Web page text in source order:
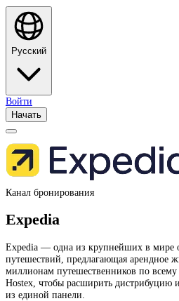
Русский
Войти
Начать
Канал бронирования
Expedia
Expedia — одна из крупнейших в мире
путешествий, предлагающая арендное
миллионам путешественников по
Hostex, чтобы расширить дистрибуцию
из единой панели.